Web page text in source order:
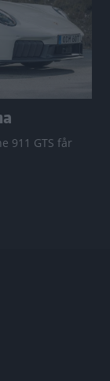
911 GTS får